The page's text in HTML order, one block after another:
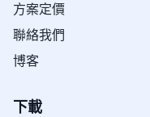
方案定價
聯絡我們
博客
下載